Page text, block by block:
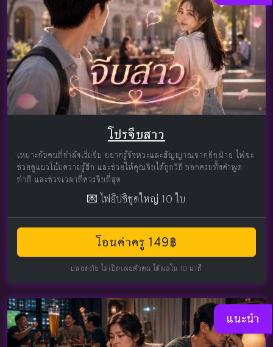
โปรจีบสาว
เหมาะกับคนที่กำลังเริ่มจีบ อยากรู้จังหวะและสัญญาณจากอีกฝ่าย ไพ่จะ
ช่วยดูแนวโน้มความรู้สึก และช่วยให้คุณจีบได้ถูกวิธี บอกครบทั้งคำพูด
ท่าที และช่วงเวลาที่ควรจีบที่สุด
💌 ไพ่ยิปซีชุดใหญ่ 10 ใบ
โอนค่าครู 149฿
ปลอดภัย ไม่เปิดเผยตัวตน ได้ผลใน 10 นาที
แนะนำ